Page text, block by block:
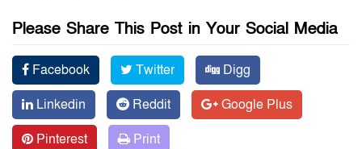
Please Share This Post in Your Social Media
Facebook Twitter
Digg
Linkedin
Reddit
Google Plus
Pinterest
Print